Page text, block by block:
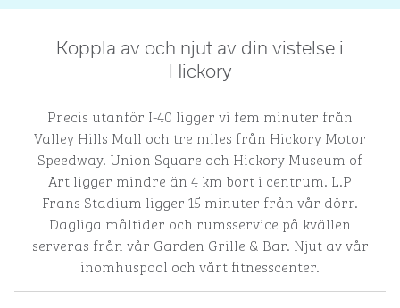
Koppla av och njut av din vistelse i
Hickory
Precis utanför I-40 ligger vi fem minuter från
Valley Hills Mall och tre miles från Hickory Motor
Speedway. Union Square och Hickory Museum of
Art ligger mindre än 4 km bort i centrum. L.P
Frans Stadium ligger 15 minuter från vår dörr.
Dagliga måltider och rumsservice på kvällen
serveras från vår Garden Grille & Bar. Njut av vår
inomhuspool och vårt fitnesscenter.